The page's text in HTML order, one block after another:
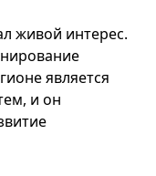
живой интерес.
является
и он